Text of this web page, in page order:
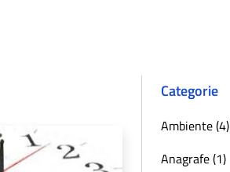
Categorie
Ambiente (4)
Anagrafe (1)